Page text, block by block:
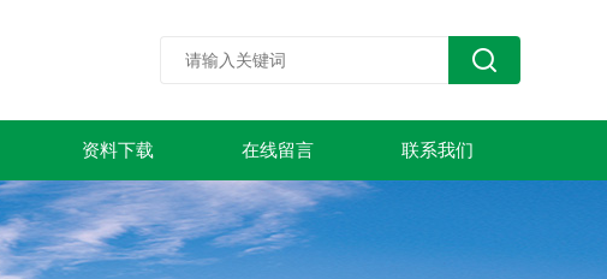
资料下载 在线留言 联系我们